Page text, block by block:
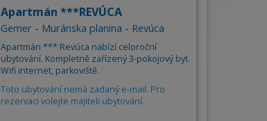
Apartmán ***REVÚCA
Gemer - Muránska planina - Revúca
Apartmán *** Revúca nabízí celoroční
ubytování. Kompletně zařízený 3-pokojový byt.
Wifi internet, parkoviště.
Toto ubytování nemá zadaný e-mail. Pro
rezervaci volejte majiteli ubytování.